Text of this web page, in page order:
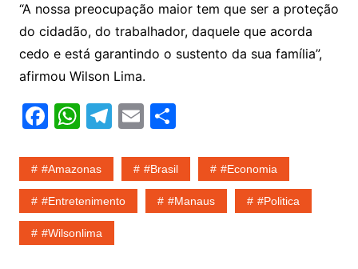
“A nossa preocupação maior tem que ser a proteção
do cidadão, do trabalhador, daquele que acorda
cedo e está garantindo o sustento da sua família”,
afirmou Wilson Lima.
F
c
e
b
o
W
at
s
A
p
T
e
gr
a
m
E
ai
l
S
ar
e
#amazonas #Brasil #economia
#entretenimento #Manaus #politica
#wilsonlima